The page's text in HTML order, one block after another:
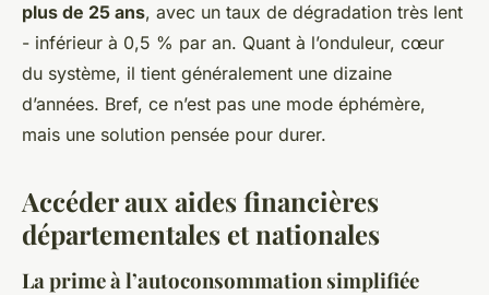
plus de 25 ans, avec un taux de dégradation très lent
- inférieur à 0,5 % par an. Quant à l’onduleur, cœur
du système, il tient généralement une dizaine
d’années. Bref, ce n’est pas une mode éphémère,
mais une solution pensée pour durer.
Accéder aux aides financières
départementales et nationales
La prime à l’autoconsommation simplifiée